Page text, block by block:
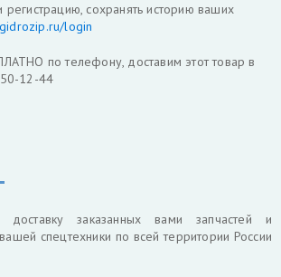
сохранять историю ваших
login
по телефону, доставим этот товар в
12-44
заказанных вами запчастей и
спецтехники по всей территории России